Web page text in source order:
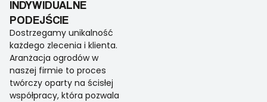
INDYWIDUALNE
PODEJŚCIE
Dostrzegamy unikalność
każdego zlecenia i klienta.
Aranżacja ogrodów w
naszej firmie to proces
twórczy oparty na ścisłej
współpracy, która pozwala